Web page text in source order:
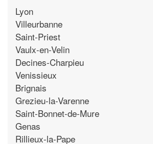
Lyon
Villeurbanne
Saint-Priest
Vaulx-en-Velin
Decines-Charpieu
Venissieux
Brignais
Grezieu-la-Varenne
Saint-Bonnet-de-Mure
Genas
Rillieux-la-Pape